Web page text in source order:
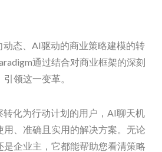
动态、AI驱动的商业策略建模的转
通过结合对商业框架的深刻
领这一变革。
转化为行动计划的用户，AI聊天机
用、准确且实用的解决方案。无论
企业主，它都能帮助您看清策略